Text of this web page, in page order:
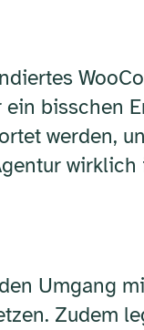
bisschen
werden,
wirklich
Umgang
Zudem